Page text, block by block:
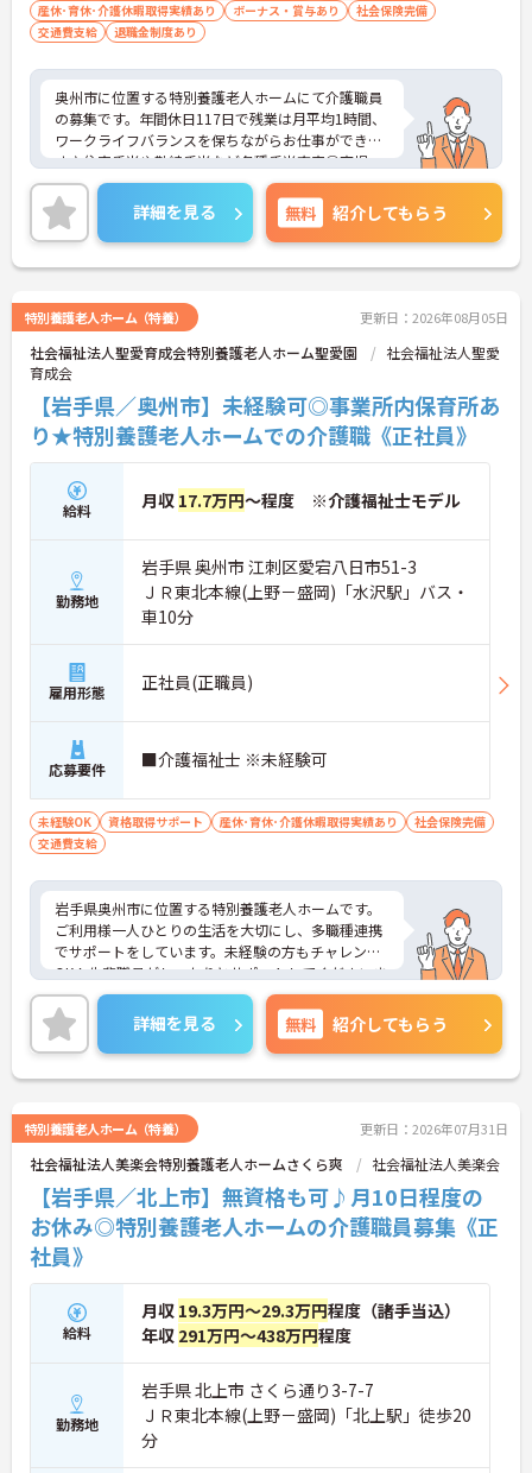
産休･育休･介護休暇取得実績あり
ボーナス・賞与あり
社会保険完備
交通費支給
退職金制度あり
奥州市に位置する特別養護老人ホームにて介護職員
の募集です。年間休日117日で残業は月平均1時間、
ワークライフバランスを保ちながらお仕事ができま
す♪住宅手当や勤続手当など各種手当充実◎育児・
介護休業の取得実績もあり、ライフステージの変化
にも柔軟に対応できる環境です♪お持ちの業務経験
や資格をぜひ職場で活かしてみませんか？ご興味あ
る方は面接ポイントをお伝えしますので、お気軽に
ご連絡ください。
詳細を見る 無料 紹介してもらう
特別養護老人ホーム（特養） 更新日：2026年08月05日
社会福祉法人聖愛育成会特別養護老人ホーム聖愛園
社会福祉法人聖愛
育成会
【岩手県／奥州市】未経験可◎事業所内保育所あ
り★特別養護老人ホームでの介護職《正社員》
給料 月収 17.7万円～程度 ※介護福祉士モデル
勤務地
岩手県 奥州市 江刺区愛宕八日市51-3
ＪＲ東北本線(上野－盛岡)「水沢駅」バス・
車10分
雇用形態 正社員(正職員)
応募要件 ■介護福祉士 ※未経験可
未経験OK 資格取得サポート 産休･育休･介護休暇取得実績あり
社会保険完備
交通費支給
岩手県奥州市に位置する特別養護老人ホームです。
ご利用様一人ひとりの生活を大切にし、多職種連携
でサポートをしています。未経験の方もチャレンジ
OK！先輩職員がしっかりとサポートしてくださいま
す。ご興味ある方には、面接対策ポイントなど、さ
らに詳細をお話しいたしますのでお気軽にご相談く
ださい！
詳細を見る 無料 紹介してもらう
特別養護老人ホーム（特養） 更新日：2026年07月31日
社会福祉法人美楽会特別養護老人ホームさくら爽 社会福祉法人美楽会
【岩手県／北上市】無資格も可♪月10日程度の
お休み◎特別養護老人ホームの介護職員募集《正
社員》
給料
月収 19.3万円～29.3万円程度（諸手当込）
年収 291万円～438万円程度
勤務地
岩手県 北上市 さくら通り3-7-7
ＪＲ東北本線(上野－盛岡)「北上駅」徒歩20
分